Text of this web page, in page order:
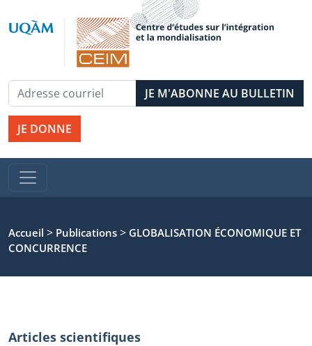
JE DONNE
Accueil > Publications > GLOBALISATION ÉCONOMIQUE ET
CONCURRENCE
Articles scientifiques